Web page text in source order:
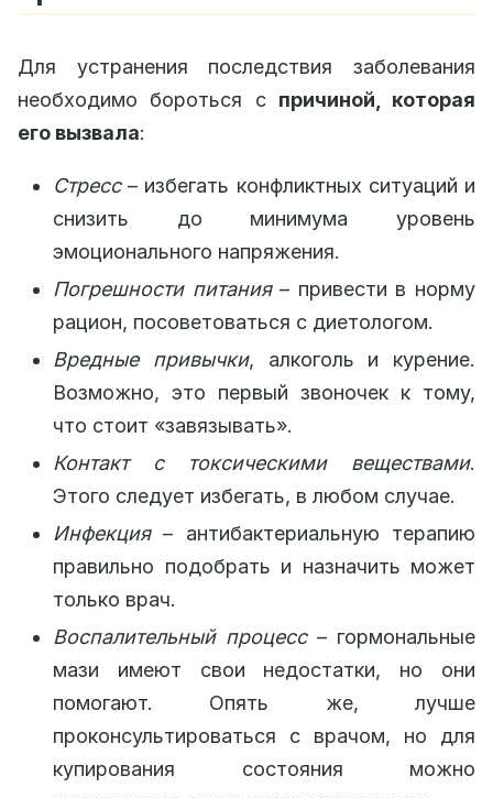
Для устранения последствия заболевания
необходимо бороться с причиной, которая
его вызвала:
Стресс– избегать конфликтных ситуаций и
снизить до минимума уровень
эмоционального напряжения.
Погрешности питания– привести в норму
рацион, посоветоваться с диетологом.
Вредные привычки, алкоголь и курение.
Возможно, это первый звоночек к тому,
что стоит «завязывать».
Контакт с токсическими веществами.
Этого следует избегать, в любом случае.
Инфекция– антибактериальную терапию
правильно подобрать и назначить может
только врач.
Воспалительный процесс– гормональные
мази имеют свои недостатки, но они
помогают. Опять же, лучше
проконсультироваться с врачом, но для
купирования состояния можно